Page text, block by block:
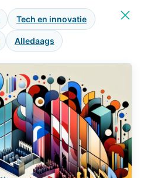
Tech en innovatie
Alledaags